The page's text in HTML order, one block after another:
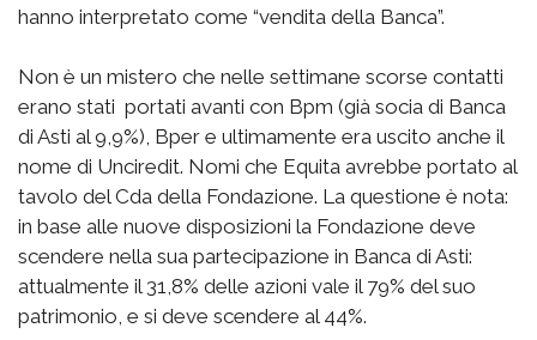
hanno interpretato come “vendita della Banca”.
Non è un mistero che nelle settimane scorse contatti
erano stati portati avanti con Bpm (già socia di Banca
di Asti al 9,9%), Bper e ultimamente era uscito anche il
nome di Unciredit. Nomi che Equita avrebbe portato al
tavolo del Cda della Fondazione. La questione è nota:
in base alle nuove disposizioni la Fondazione deve
scendere nella sua partecipazione in Banca di Asti:
attualmente il 31,8% delle azioni vale il 79% del suo
patrimonio, e si deve scendere al 44%.